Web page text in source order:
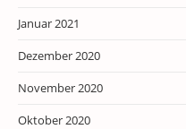
Januar 2021
Dezember 2020
November 2020
Oktober 2020